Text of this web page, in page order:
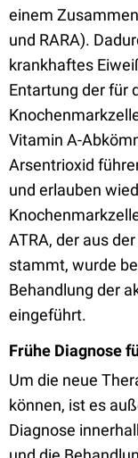
einem
und RARA).
krankhaftes
Entartung der für
Vitamin A-
Arsentrioxid
und erlauben
ATRA, der aus
stammt, wurde
Behandlung der
eingeführt.
Frühe Diagnose
Um die neue
können, ist es
Diagnose